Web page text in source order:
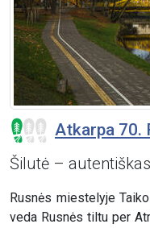
Atkarpa 70.
Šilutė –
Rusnės miestelyje
veda Rusnės tiltu per